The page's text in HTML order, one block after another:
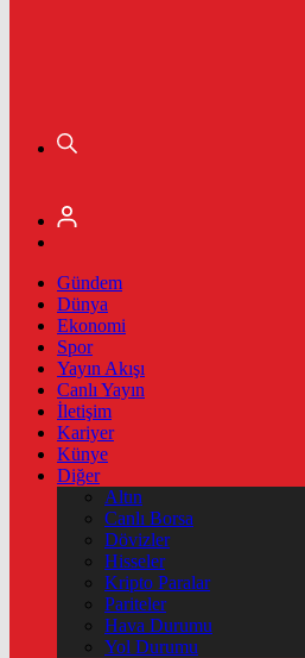
Gündem
Dünya
Ekonomi
Spor
Yayın Akışı
Canlı Yayın
İletişim
Kariyer
Künye
Diğer
Altın
Canlı Borsa
Dövizler
Hisseler
Kripto Paralar
Pariteler
Hava Durumu
Yol Durumu